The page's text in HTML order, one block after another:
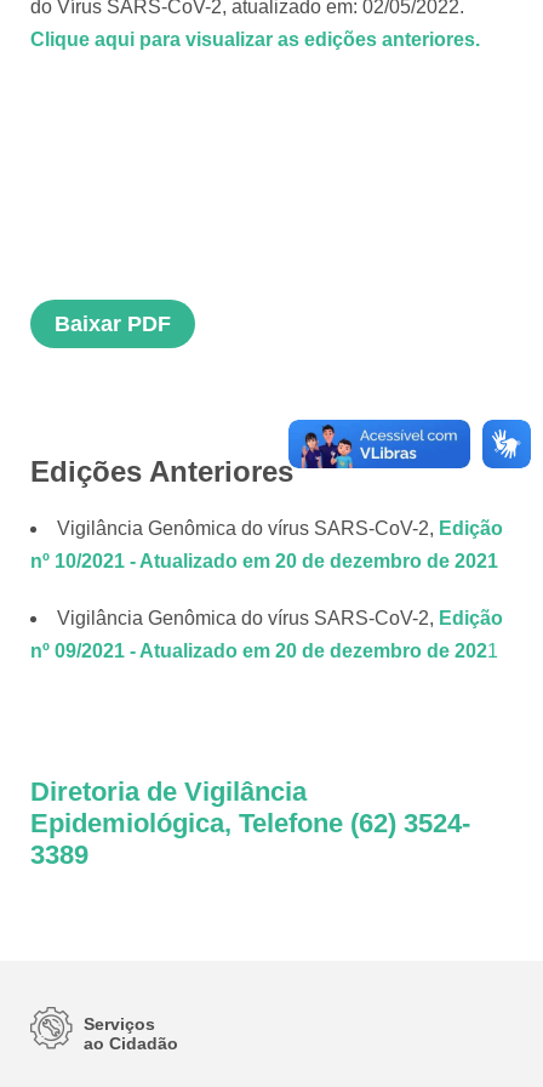
do Vírus SARS-CoV-2, atualizado em: 02/05/2022.
Clique aqui para visualizar as edições anteriores.
Baixar PDF
Edições Anteriores
Vigilância Genômica do vírus SARS-CoV-2, Edição
nº 10/2021 - Atualizado em 20 de dezembro de 2021
Vigilância Genômica do vírus SARS-CoV-2, Edição
nº 09/2021 - Atualizado em 20 de dezembro de 2021
Diretoria de Vigilância
Epidemiológica, Telefone (62) 3524-
3389
Serviços
ao Cidadão